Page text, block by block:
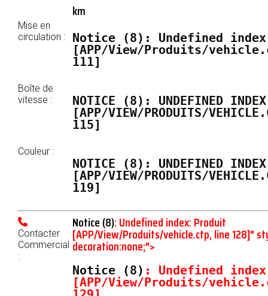
km
Mise en
circulation :
Notice (8) : Undefined
[APP/View/Produits/
111]
Boîte de
vitesse :
NOTICE (8) : UNDEFINED
[APP/VIEW/PRODUITS/
115]
Couleur :
NOTICE (8) : UNDEFINED
[APP/VIEW/PRODUITS/
119]
Contacter
Commercial
:
Notice(8): Undefined index: Produit
[APP/View/Produits/vehicle.ctp, line128]"
decoration:none;">
Notice (8) : Undefined
[APP/View/Produits/